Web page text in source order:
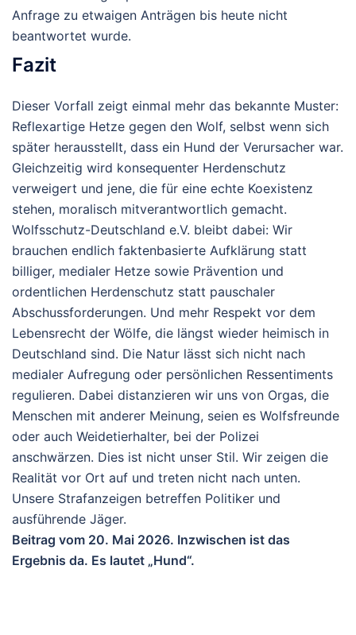
Anfrage zu etwaigen Anträgen bis heute nicht
beantwortet wurde.
Fazit
Dieser Vorfall zeigt einmal mehr das bekannte Muster:
Reflexartige Hetze gegen den Wolf, selbst wenn sich
später herausstellt, dass ein Hund der Verursacher war.
Gleichzeitig wird konsequenter Herdenschutz
verweigert und jene, die für eine echte Koexistenz
stehen, moralisch mitverantwortlich gemacht.
Wolfsschutz-Deutschland e.V. bleibt dabei: Wir
brauchen endlich faktenbasierte Aufklärung statt
billiger, medialer Hetze sowie Prävention und
ordentlichen Herdenschutz statt pauschaler
Abschussforderungen. Und mehr Respekt vor dem
Lebensrecht der Wölfe, die längst wieder heimisch in
Deutschland sind. Die Natur lässt sich nicht nach
medialer Aufregung oder persönlichen Ressentiments
regulieren. Dabei distanzieren wir uns von Orgas, die
Menschen mit anderer Meinung, seien es Wolfsfreunde
oder auch Weidetierhalter, bei der Polizei
anschwärzen. Dies ist nicht unser Stil. Wir zeigen die
Realität vor Ort auf und treten nicht nach unten.
Unsere Strafanzeigen betreffen Politiker und
ausführende Jäger.
Beitrag vom 20. Mai 2026. Inzwischen ist das
Ergebnis da. Es lautet „Hund“.